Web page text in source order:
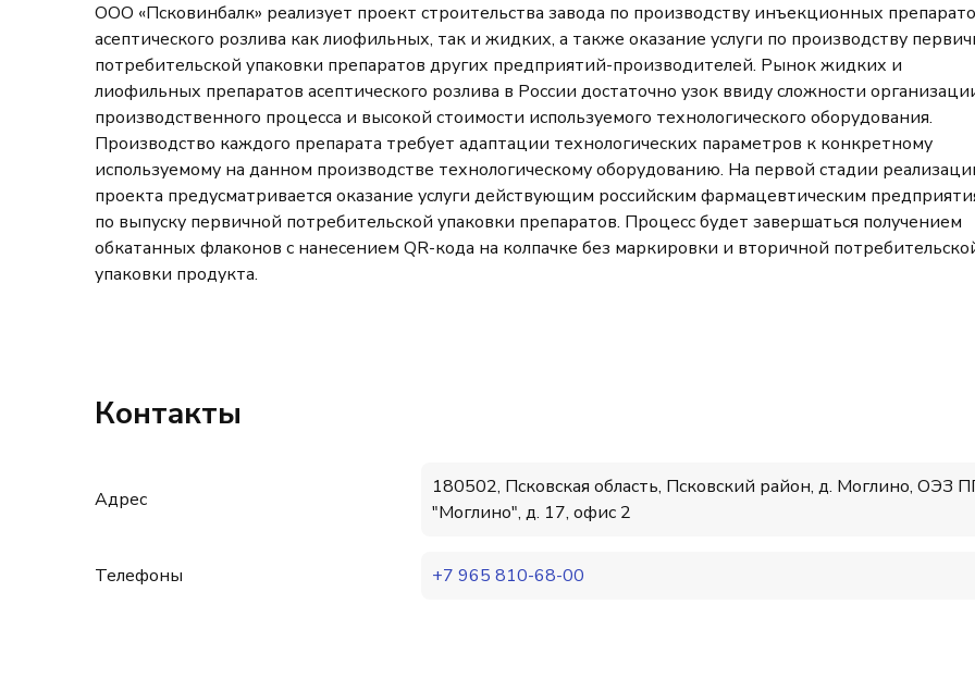
ООО «Псковинбалк» реализует проект строительства завода по производству инъекционных
асептического розлива как лиофильных, так и жидких, а также оказание услуги по производству
потребительской упаковки препаратов других предприятий-производителей. Рынок жидких и
лиофильных препаратов асептического розлива в России достаточно узок ввиду сложности
производственного процесса и высокой стоимости используемого технологического оборудования.
Производство каждого препарата требует адаптации технологических параметров к конкретному
используемому на данном производстве технологическому оборудованию. На первой стадии
проекта предусматривается оказание услуги действующим российским фармацевтическим
по выпуску первичной потребительской упаковки препаратов. Процесс будет завершаться получением
обкатанных флаконов с нанесением QR-кода на колпачке без маркировки и вторичной
упаковки продукта.
Контакты
Адрес
180502, Псковская область, Псковский район, д. Моглино, ОЭЗ
"Моглино", д. 17, офис 2
Телефоны +7 965 810-68-00